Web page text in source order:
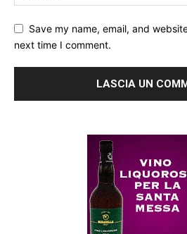
Save my name, email, and
next time I comment.